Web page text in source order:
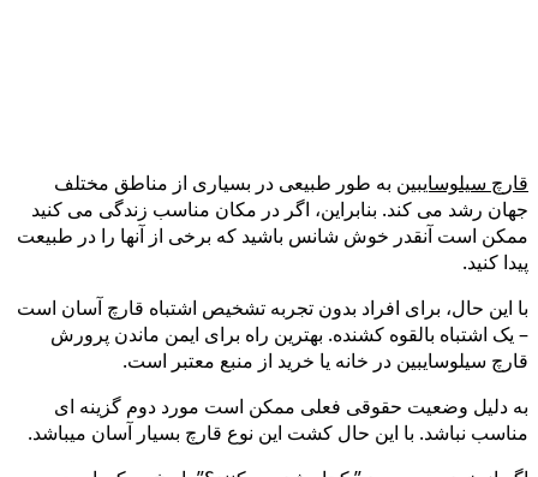
قارچ سیلوسایبین به طور طبیعی در بسیاری از مناطق مختلف
جهان رشد می کند. بنابراین، اگر در مکان مناسب زندگی می کنید
ممکن است آنقدر خوش شانس باشید که برخی از آنها را در طبیعت
پیدا کنید.
با این حال، برای افراد بدون تجربه تشخیص اشتباه قارچ آسان است
– یک اشتباه بالقوه کشنده. بهترین راه برای ایمن ماندن پرورش
قارچ سیلوسایبین در خانه یا خرید از منبع معتبر است.
به دلیل وضعیت حقوقی فعلی ممکن است مورد دوم گزینه ای
مناسب نباشد. با این حال کشت این نوع قارچ بسیار آسان میباشد.